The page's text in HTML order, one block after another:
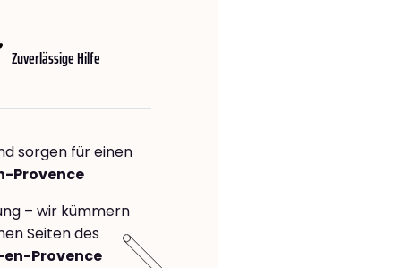
Zuverlässige Hilfe
sorgen für einen
Provence
– wir kümmern
Seiten des
Provence